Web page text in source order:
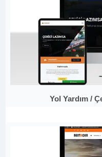
Yol Yardım /